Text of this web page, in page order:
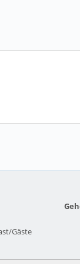
Gäste